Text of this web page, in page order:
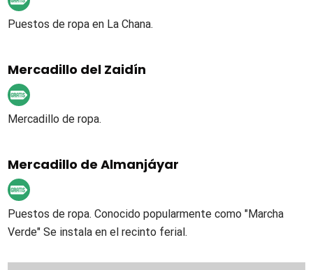
Puestos de ropa en La Chana.
Mercadillo del Zaidín
Mercadillo de ropa.
Mercadillo de Almanjáyar
Puestos de ropa. Conocido popularmente como "Marcha
Verde" Se instala en el recinto ferial.